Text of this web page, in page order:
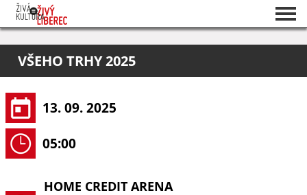
O projektu
Pořadatelé
VŠEHO TRHY 2025
13. 09. 2025
05:00
HOME CREDIT ARENA